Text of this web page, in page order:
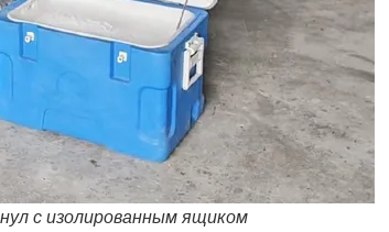
с изолированным ящиком